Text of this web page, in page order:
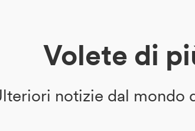
Volete di
notizie dal mondo